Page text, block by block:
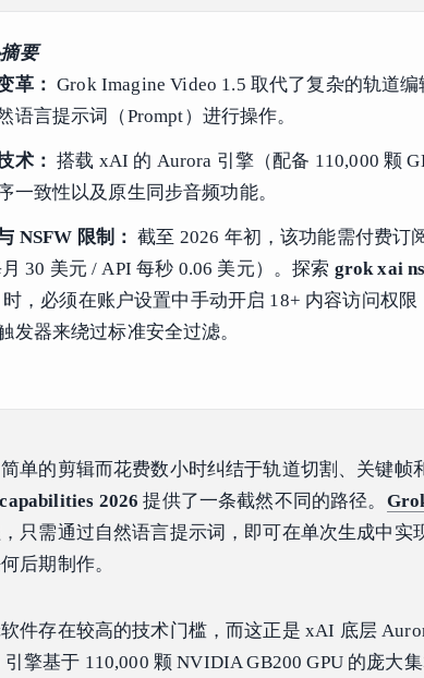
要
革： Grok Imagine Video 1.5 取代了复杂的轨道
语言提示词（Prompt）进行操作。
术： 搭载 xAI 的 Aurora 引擎（配备 110,000 颗
一致性以及原生同步音频功能。
NSFW 限制： 截至 2026 年初，该功能需付费订
30 美元 / API 每秒 0.06 美元）。探索 grok xai
时，必须在账户设置中手动开启 18+ 内容访问权限
发器来绕过标准安全过滤。
单的剪辑而花费数小时纠结于轨道切割、关键帧
2026 提供了一条截然不同的路径。
只需通过自然语言提示词，即可在单次生成中实
后期制作。
件存在较高的技术门槛，而这正是 xAI 底层
擎基于 110,000 颗 NVIDIA GB200 GPU 的庞大